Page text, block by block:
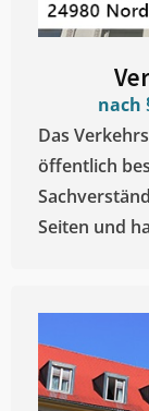
nach
Das
öffentlich
Seiten und